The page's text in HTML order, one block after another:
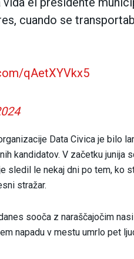
cuando se
qAetXYVkx5
Data Civica je bilo
kandidatov. V začetku junija
sledil le nekaj dni po tem, ko
stražar.
sooča z naraščajočim
napadu v mestu umrlo pet